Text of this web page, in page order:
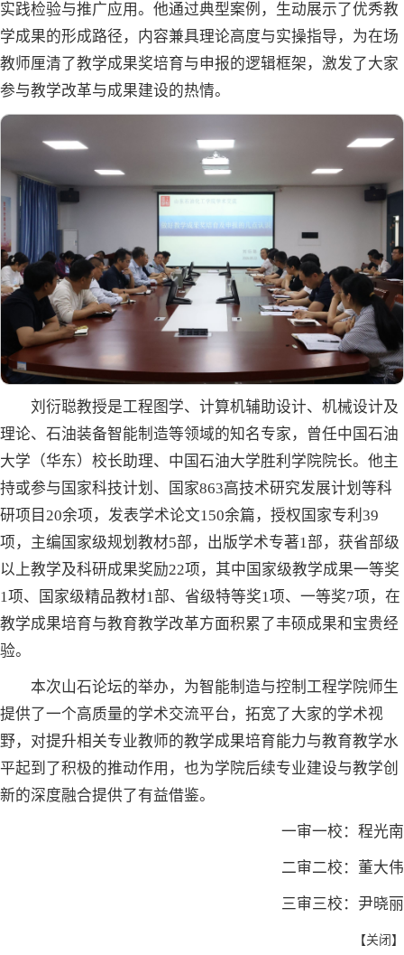
实践检验与推广应用。他通过典型案例，生动展示了优秀教
学成果的形成路径，内容兼具理论高度与实操指导，为在场
教师厘清了教学成果奖培育与申报的逻辑框架，激发了大家
参与教学改革与成果建设的热情。
刘衍聪教授是工程图学、计算机辅助设计、机械设计及
理论、石油装备智能制造等领域的知名专家，曾任中国石油
大学（华东）校长助理、中国石油大学胜利学院院长。他主
持或参与国家科技计划、国家863高技术研究发展计划等科
研项目20余项，发表学术论文150余篇，授权国家专利39
项，主编国家级规划教材5部，出版学术专著1部，获省部级
以上教学及科研成果奖励22项，其中国家级教学成果一等奖
1项、国家级精品教材1部、省级特等奖1项、一等奖7项，在
教学成果培育与教育教学改革方面积累了丰硕成果和宝贵经
验。
本次山石论坛的举办，为智能制造与控制工程学院师生
提供了一个高质量的学术交流平台，拓宽了大家的学术视
野，对提升相关专业教师的教学成果培育能力与教育教学水
平起到了积极的推动作用，也为学院后续专业建设与教学创
新的深度融合提供了有益借鉴。
一审一校：程光南
二审二校：董大伟
三审三校：尹晓丽
【关闭】